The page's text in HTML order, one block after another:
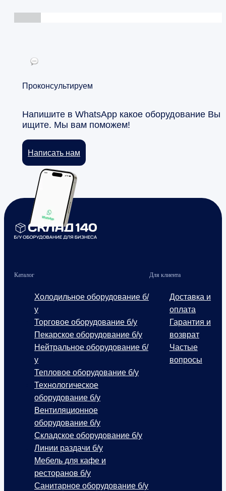
Проконсультируем
Напишите в WhatsApp какое оборудование Вы
ищите. Мы вам поможем!
Написать нам
Каталог
Холодильное оборудование б/
у
Торговое оборудование б/у
Пекарское оборудование б/у
Нейтральное оборудование б/
у
Тепловое оборудование б/у
Технологическое
оборудование б/у
Вентиляционное
оборудование б/у
Складское оборудование б/у
Линии раздачи б/у
Мебель для кафе и
ресторанов б/у
Санитарное оборудование б/у
Для клиента
Доставка и
оплата
Гарантия и
возврат
Частые
вопросы